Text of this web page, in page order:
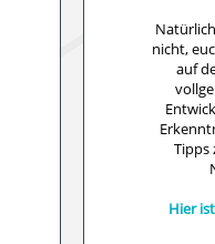
nicht,
auf
Tipps
Hier